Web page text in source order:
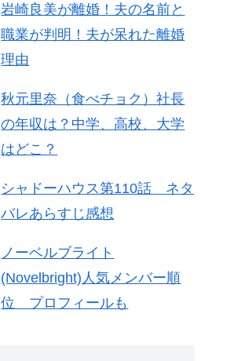
岩崎良美が離婚！夫の名前と
職業が判明！夫が呆れた離婚
理由
秋元里奈（食べチョク）社長
の年収は？中学、高校、大学
はどこ？
シャドーハウス第110話 ネタ
バレあらすじ感想
ノーベルブライト
(Novelbright)人気メンバー順
位 プロフィールも